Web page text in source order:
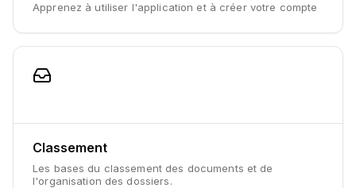
Apprenez à utiliser l'application et à créer votre compte
Classement
Les bases du classement des documents et de
l'organisation des dossiers.